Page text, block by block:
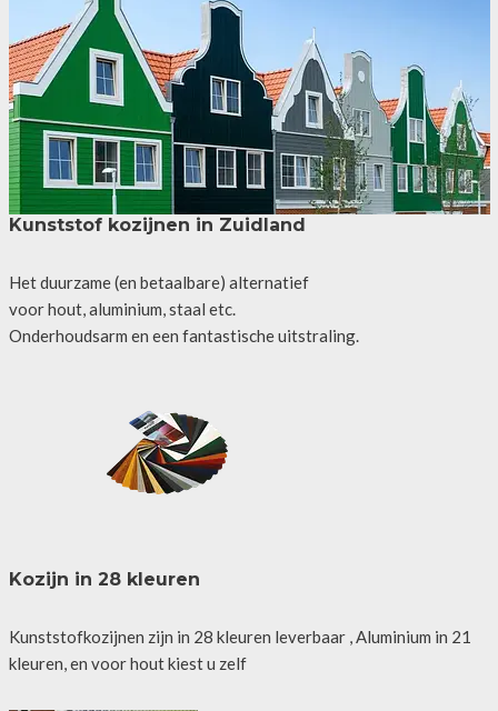
Kunststof kozijnen in Zuidland
Het duurzame (en betaalbare) alternatief
voor hout, aluminium, staal etc.
Onderhoudsarm en een fantastische uitstraling.
Kozijn in 28 kleuren
Kunststofkozijnen zijn in 28 kleuren leverbaar , Aluminium in 21
kleuren, en voor hout kiest u zelf